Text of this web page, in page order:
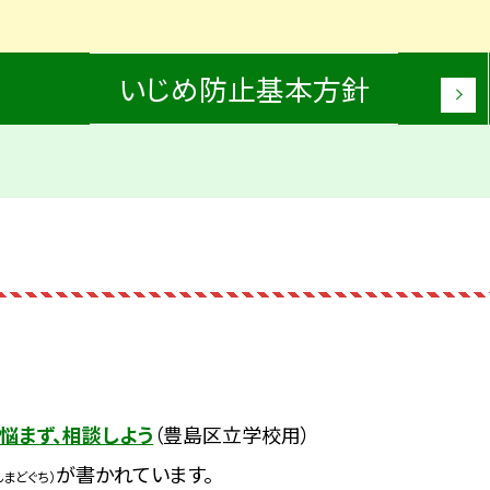
いじめ防止基本方針
まず、相談しよう（豊島区立学校用）
どぐち）が書かれています。